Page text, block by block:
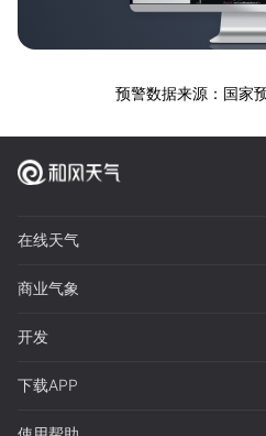
预警数据来源：国家
在线天气
商业气象
开发
下载APP